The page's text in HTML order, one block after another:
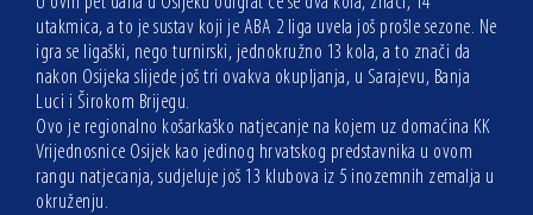
utakmica, a to je sustav koji je ABA 2 liga uvela još prošle sezone. Ne
igra se ligaški, nego turnirski, jednokružno 13 kola, a to znači da
nakon Osijeka slijede još tri ovakva okupljanja, u Sarajevu, Banja
Luci i Širokom Brijegu.
Ovo je regionalno košarkaško natjecanje na kojem uz domaćina KK
Vrijednosnice Osijek kao jedinog hrvatskog predstavnika u ovom
rangu natjecanja, sudjeluje još 13 klubova iz 5 inozemnih zemalja u
okruženju.